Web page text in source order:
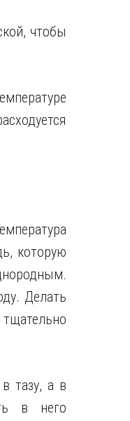
чтобы
которую
Делать
тазу, а в
в него